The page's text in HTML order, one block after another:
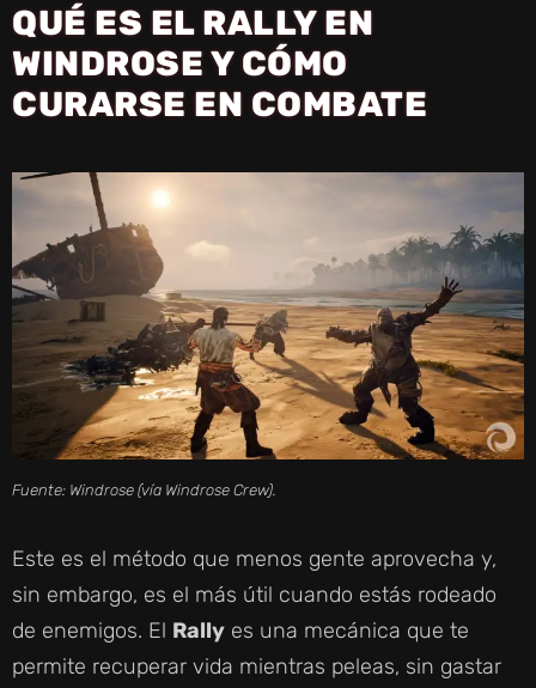
QUÉ ES EL RALLY EN
WINDROSE Y CÓMO
CURARSE EN COMBATE
Fuente: Windrose (vía Windrose Crew).
Este es el método que menos gente aprovecha y,
sin embargo, es el más útil cuando estás rodeado
de enemigos. El Rally es una mecánica que te
permite recuperar vida mientras peleas, sin gastar